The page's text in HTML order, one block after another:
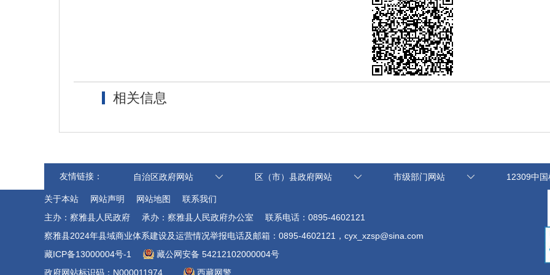
相关信息
友情链接： 自治区政府网站 区（市）县政府网站 市级部门网站 12309中
关于本站 网站声明 网站地图
联系我们
主办：察雅县人民政府
承办：察雅县人民政府办公室
联系电话：0895-4602121
察雅县2024年县域商业体系建设及运营情况举报电话及邮箱：0895-4602121，cyx_xzsp@sina.com
藏ICP备13000004号-1
藏公网安备 54212102000004号
政府网站标识码：N000011974
西藏网警